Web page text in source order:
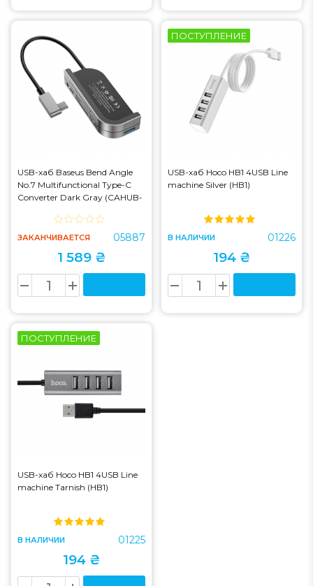
USB-хаб Baseus Bend Angle
No.7 Multifunctional Type-C
Converter Dark Gray (CAHUB-
ЗАКАНЧИВАЕТСЯ 05887
1 589 ₴
ПОСТУПЛЕНИЕ
USB-хаб Hoco HB1 4USB Line
machine Silver (HB1)
В НАЛИЧИИ 01226
194 ₴
ПОСТУПЛЕНИЕ
USB-хаб Hoco HB1 4USB Line
machine Tarnish (HB1)
В НАЛИЧИИ 01225
194 ₴